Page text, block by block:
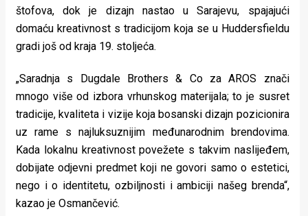
štofova, dok je dizajn nastao u Sarajevu, spajajući
domaću kreativnost s tradicijom koja se u Huddersfieldu
gradi još od kraja 19. stoljeća.
„Saradnja s Dugdale Brothers & Co za AROS znači
mnogo više od izbora vrhunskog materijala; to je susret
tradicije, kvaliteta i vizije koja bosanski dizajn pozicionira
uz rame s najluksuznijim međunarodnim brendovima.
Kada lokalnu kreativnost povežete s takvim naslijeđem,
dobijate odjevni predmet koji ne govori samo o estetici,
nego i o identitetu, ozbiljnosti i ambiciji našeg brenda“,
kazao je Osmančević.